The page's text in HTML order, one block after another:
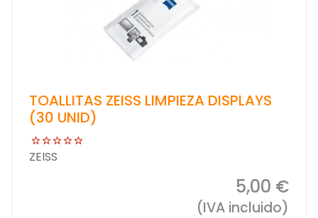
TOALLITAS ZEISS LIMPIEZA DISPLAYS
(30 UNID)
ZEISS
5,00 €
(IVA incluido)